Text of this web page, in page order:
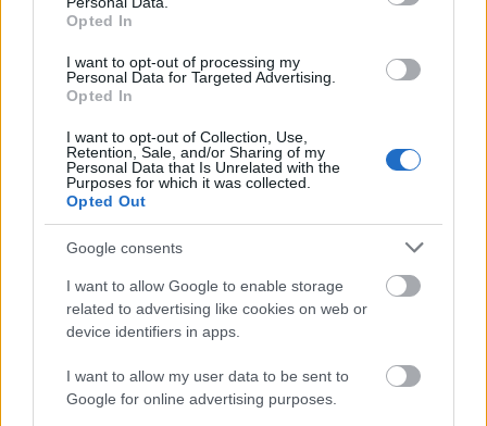
Opted In
I want to opt-out of processing my
Personal Data for Targeted Advertising.
Opted In
I want to opt-out of Collection, Use,
Retention, Sale, and/or Sharing of my
Personal Data that Is Unrelated with the
Purposes for which it was collected.
Opted Out
Google consents
I want to allow Google to enable storage
related to advertising like cookies on web or
device identifiers in apps.
I want to allow my user data to be sent to
Google for online advertising purposes.
Landslagsledelsen er åpen for å diskutere med
løperne, og lover å lytte. Prosessen er i gang, og
både løpere og ledelse sier dialogen er åpen og
Videre vil landslagsledelsen også jobbe med
uttakskriteriene, og hvordan uttak skal formidles.
Begge deler har vært under sterk kritikk fra
utøverne.
– Vi skal lage nye uttakskriterier og så skal det
luftes hos løpegruppen om hva de mener. Det er en
god dialog, og så skal vi snakke om hvordan vi skal
formidle og snakke sammen, sier landslagssjef Per
Arne Botnan.